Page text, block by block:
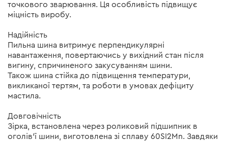
точкового зварювання. Ця особливість підвищує
міцність виробу.
Надійність
Пильна шина витримує перпендикулярні
навантаження, повертаючись у вихідний стан після
вигину, спричиненого закусуванням шини.
Також шина стійка до підвищення температури,
викликаної тертям, та роботи в умовах дефіциту
мастила.
Довговічність
Зірка, встановлена через роликовий підшипник в
оголів'ї шини, виготовлена зі сплаву 60SI2Mn. Завдяки